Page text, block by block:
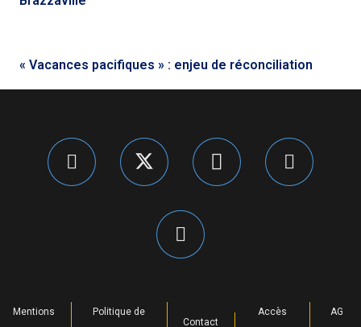
« Vacances pacifiques » : enjeu de réconciliation
Mentions
Politique de
Contact
Accès
AG